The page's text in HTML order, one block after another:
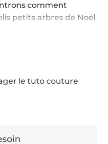
comment
petits arbres de Noël
de 25 cm. Nous
ces catégories :
le tuto couture